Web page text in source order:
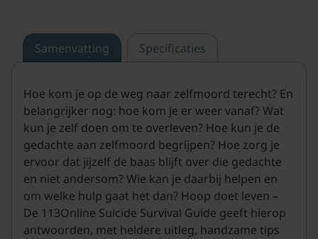
Samenvatting Specificaties
Hoe kom je op de weg naar zelfmoord terecht? En
belangrijker nog: hoe kom je er weer vanaf? Wat
kun je zelf doen om te overleven? Hoe kun je de
gedachte aan zelfmoord begrijpen? Hoe zorg je
ervoor dat jijzelf de baas blijft over die gedachte
en niet andersom? Wie kan je daarbij helpen en
om welke hulp gaat het dan? Hoop doet leven –
De 113Online Suicide Survival Guide geeft hierop
antwoorden, met heldere uitleg, handzame tips